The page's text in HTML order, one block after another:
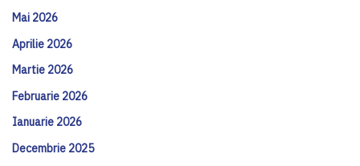
Mai 2026
Aprilie 2026
Martie 2026
Februarie 2026
Ianuarie 2026
Decembrie 2025